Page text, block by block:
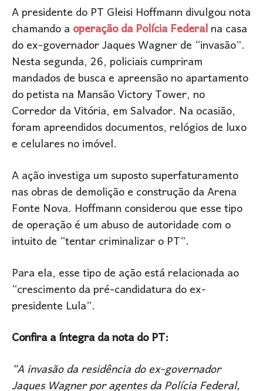
A presidente do PT Gleisi Hoffmann divulgou nota
chamando aoperação da Polícia Federalna casa
do ex-governador Jaques Wagner de “invasão”.
Nesta segunda, 26, policiais cumpriram
mandados de busca e apreensão no apartamento
do petista na Mansão Victory Tower, no
Corredor da Vitória, em Salvador. Na ocasião,
foram apreendidos documentos, relógios de luxo
e celulares no imóvel.
A ação investiga um suposto superfaturamento
nas obras de demolição e construção da Arena
Fonte Nova. Hoffmann considerou que esse tipo
de operação é um abuso de autoridade com o
intuito de “tentar criminalizar o PT”.
Para ela, esse tipo de ação está relacionada ao
“crescimento da pré-candidatura do ex-
presidente Lula”.
Confira a íntegra da nota do PT:
“A invasão da residência do ex-governador